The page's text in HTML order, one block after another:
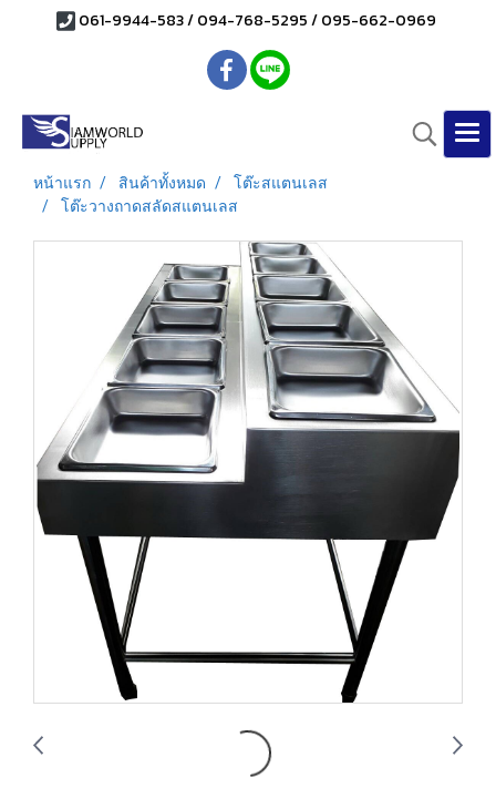
061-9944-583 / 094-768-5295 / 095-662-0969
หน้าแรก สินค้าทั้งหมด
โต๊ะสแตนเลส
โต๊ะวางถาดสลัดสแตนเลส